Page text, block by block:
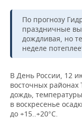
По прогнозу
праздничные
дождливая, но
неделе
В День России, 12
восточных районах
дождь,
в воскресенье
до +15..+20°С.